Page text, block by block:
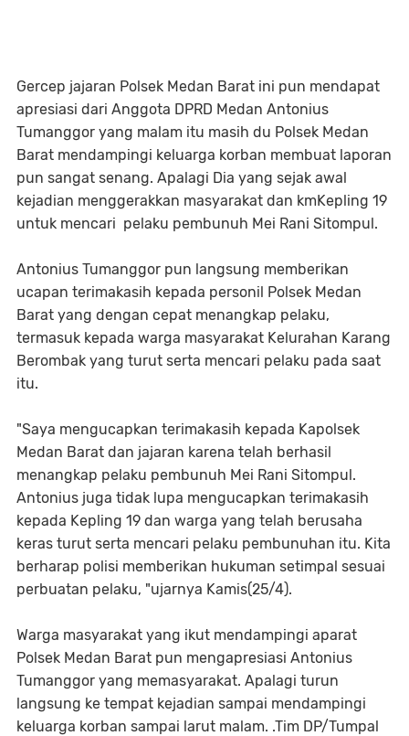
Gercep jajaran Polsek Medan Barat ini pun mendapat
apresiasi dari Anggota DPRD Medan Antonius
Tumanggor yang malam itu masih du Polsek Medan
Barat mendampingi keluarga korban membuat laporan
pun sangat senang. Apalagi Dia yang sejak awal
kejadian menggerakkan masyarakat dan kmKepling 19
untuk mencari pelaku pembunuh Mei Rani Sitompul.
Antonius Tumanggor pun langsung memberikan
ucapan terimakasih kepada personil Polsek Medan
Barat yang dengan cepat menangkap pelaku,
termasuk kepada warga masyarakat Kelurahan Karang
Berombak yang turut serta mencari pelaku pada saat
itu.
"Saya mengucapkan terimakasih kepada Kapolsek
Medan Barat dan jajaran karena telah berhasil
menangkap pelaku pembunuh Mei Rani Sitompul.
Antonius juga tidak lupa mengucapkan terimakasih
kepada Kepling 19 dan warga yang telah berusaha
keras turut serta mencari pelaku pembunuhan itu. Kita
berharap polisi memberikan hukuman setimpal sesuai
perbuatan pelaku, "ujarnya Kamis(25/4).
Warga masyarakat yang ikut mendampingi aparat
Polsek Medan Barat pun mengapresiasi Antonius
Tumanggor yang memasyarakat. Apalagi turun
langsung ke tempat kejadian sampai mendampingi
keluarga korban sampai larut malam. .Tim DP/Tumpal